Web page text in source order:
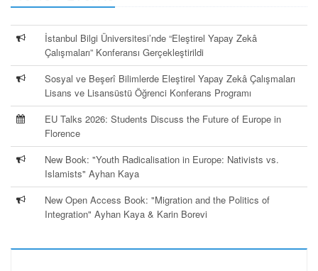
İstanbul Bilgi Üniversitesi’nde “Eleştirel Yapay Zekâ
Çalışmaları” Konferansı Gerçekleştirildi
Sosyal ve Beşerî Bilimlerde Eleştirel Yapay Zekâ Çalışmaları
Lisans ve Lisansüstü Öğrenci Konferans Programı
EU Talks 2026: Students Discuss the Future of Europe in
Florence
New Book: "Youth Radicalisation in Europe: Nativists vs.
Islamists" Ayhan Kaya
New Open Access Book: "Migration and the Politics of
Integration" Ayhan Kaya & Karin Borevi